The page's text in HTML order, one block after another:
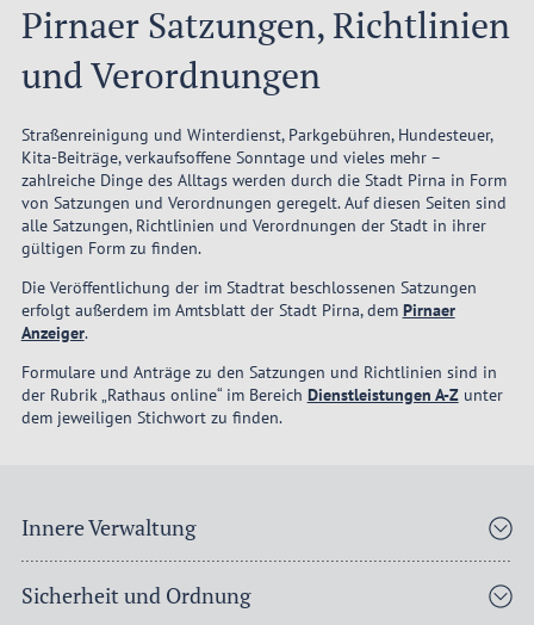
Pirnaer Satzungen, Richtlinien
und Verordnungen
Straßenreinigung und Winterdienst, Parkgebühren, Hundesteuer,
Kita-Beiträge, verkaufsoffene Sonntage und vieles mehr –
zahlreiche Dinge des Alltags werden durch die Stadt Pirna in Form
von Satzungen und Verordnungen geregelt. Auf diesen Seiten sind
alle Satzungen, Richtlinien und Verordnungen der Stadt in ihrer
gültigen Form zu finden.
Die Veröffentlichung der im Stadtrat beschlossenen Satzungen
erfolgt außerdem im Amtsblatt der Stadt Pirna, dem Pirnaer
Anzeiger.
Formulare und Anträge zu den Satzungen und Richtlinien sind in
der Rubrik „Rathaus online“ im Bereich Dienstleistungen A-Zunter
dem jeweiligen Stichwort zu finden.
Innere Verwaltung
Sicherheit und Ordnung